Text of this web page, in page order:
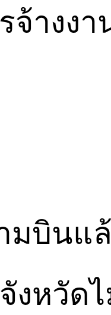
จ้างง
มบินแ
งหวัด